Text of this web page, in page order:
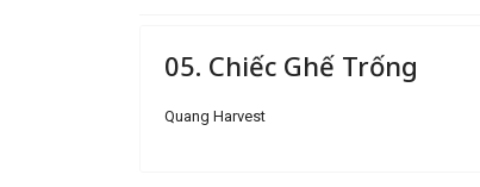
05. Chiếc Ghế Trống
Quang Harvest